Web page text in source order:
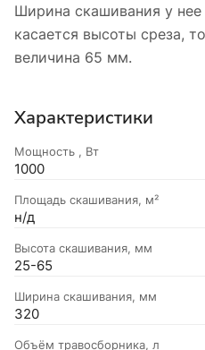
Ширина скашивания у
касается высоты среза,
величина 65 мм.
Характеристики
Мощность , Вт
1000
Площадь скашивания, м²
н/д
Высота скашивания, мм
25-65
Ширина скашивания, мм
320
Объём травосборника, л